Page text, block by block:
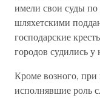
имели свои суды по
шляхетскими
господарские
городов судились у
Кроме возного,
исполнявшие роль